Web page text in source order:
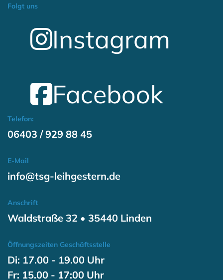
Folgt uns
Instagram
Facebook
Telefon:
06403 / 929 88 45
E-Mail
info@tsg-leihgestern.de
Anschrift
Waldstraße 32 • 35440 Linden
Öffnungszeiten Geschäftsstelle
Di: 17.00 - 19.00 Uhr
Fr: 15.00 - 17:00 Uhr